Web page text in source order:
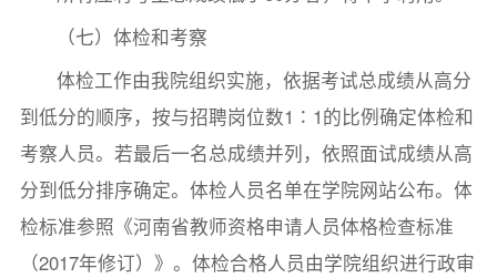
（七）体检和考察
体检工作由我院组织实施，依据考试总成绩从高分
到低分的顺序，按与招聘岗位数1∶1的比例确定体检和
考察人员。若最后一名总成绩并列，依照面试成绩从高
分到低分排序确定。体检人员名单在学院网站公布。体
检标准参照《河南省教师资格申请人员体格检查标准
（2017年修订）》。体检合格人员由学院组织进行政审